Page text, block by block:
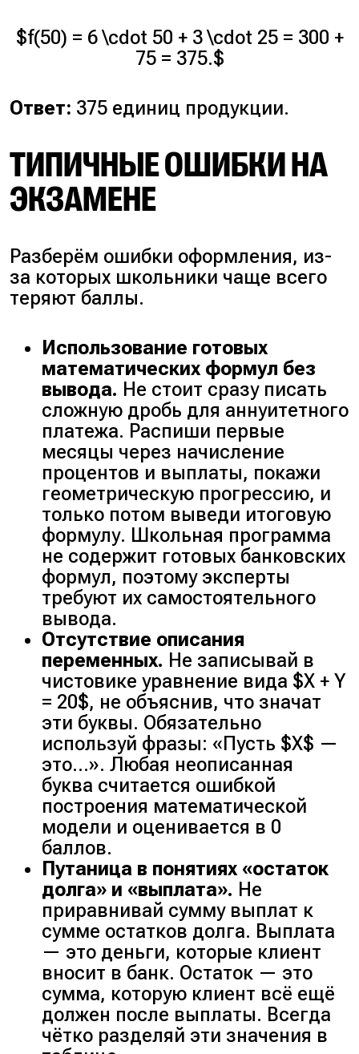
$f(50) = 6 \cdot 50 + 3 \cdot 25 = 300 +
75 = 375.$
Ответ: 375 единиц продукции.
ТИПИЧНЫЕ ОШИБКИ НА
ЭКЗАМЕНЕ
Разберём ошибки оформления, из-
за которых школьники чаще всего
теряют баллы.
Использование готовых
математических формул без
вывода. Не стоит сразу писать
сложную дробь для аннуитетного
платежа. Распиши первые
месяцы через начисление
процентов и выплаты, покажи
геометрическую прогрессию, и
только потом выведи итоговую
формулу. Школьная программа
не содержит готовых банковских
формул, поэтому эксперты
требуют их самостоятельного
вывода.
Отсутствие описания
переменных. Не записывай в
чистовике уравнение вида $X + Y
= 20$, не объяснив, что значат
эти буквы. Обязательно
используй фразы: «Пусть $X$ —
это…». Любая неописанная
буква считается ошибкой
построения математической
модели и оценивается в 0
баллов.
Путаница в понятиях «остаток
долга» и «выплата». Не
приравнивай сумму выплат к
сумме остатков долга. Выплата
— это деньги, которые клиент
вносит в банк. Остаток — это
сумма, которую клиент всё ещё
должен после выплаты. Всегда
чётко разделяй эти значения в